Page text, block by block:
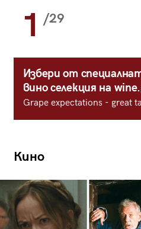
1 /29
Избери от
вино селекция на
Grape expectations - great
Кино